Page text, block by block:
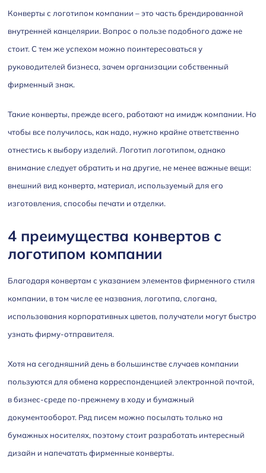
Конверты с логотипом компании – это часть брендированной
внутренней канцелярии. Вопрос о пользе подобного даже не
стоит. С тем же успехом можно поинтересоваться у
руководителей бизнеса, зачем организации собственный
фирменный знак.
Такие конверты, прежде всего, работают на имидж компании. Но
чтобы все получилось, как надо, нужно крайне ответственно
отнестись к выбору изделий. Логотип логотипом, однако
внимание следует обратить и на другие, не менее важные вещи:
внешний вид конверта, материал, используемый для его
изготовления, способы печати и отделки.
4 преимущества конвертов с
логотипом компании
Благодаря конвертам с указанием элементов фирменного стиля
компании, в том числе ее названия, логотипа, слогана,
использования корпоративных цветов, получатели могут быстро
узнать фирму-отправителя.
Хотя на сегодняшний день в большинстве случаев компании
пользуются для обмена корреспонденцией электронной почтой,
в бизнес-среде по-прежнему в ходу и бумажный
документооборот. Ряд писем можно посылать только на
бумажных носителях, поэтому стоит разработать интересный
дизайн и напечатать фирменные конверты.